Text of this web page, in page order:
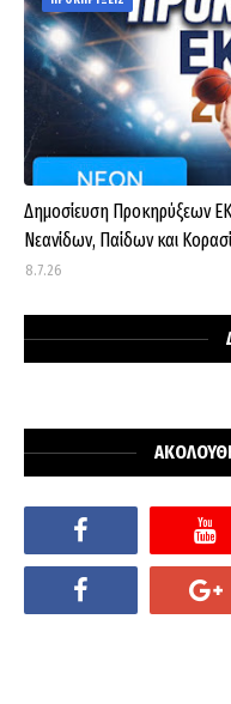
Δημοσίευση Προκηρύξεων
Νεανίδων, Παίδων και
8.7.26